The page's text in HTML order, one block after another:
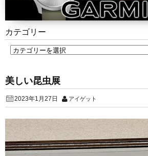
カテゴリー
美しい昆虫展
2023年1月27日 アイゲット